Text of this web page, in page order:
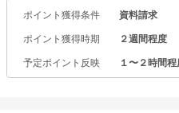
※資料は郵送または担当エリアの
ポイント獲得条件 資料請求
ポイント獲得時期 ２週間程度
予定ポイント反映 １〜２時間